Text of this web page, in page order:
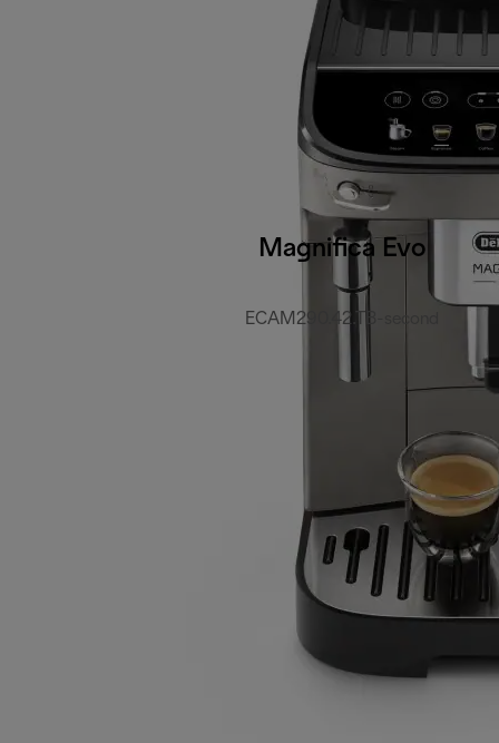
Magnifica Evo
ECAM290.42.TB-second